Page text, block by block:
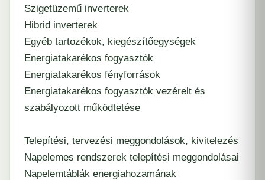
Szigetüzemű inverterek
Hibrid inverterek
Egyéb tartozékok, kiegészítőegységek
Energiatakarékos fogyasztók
Energiatakarékos fényforrások
Energiatakarékos fogyasztók vezérelt és
szabályozott működtetése
Telepítési, tervezési meggondolások, kivitelezés
Napelemes rendszerek telepítési meggondolásai
Napelemtáblák energiahozamának